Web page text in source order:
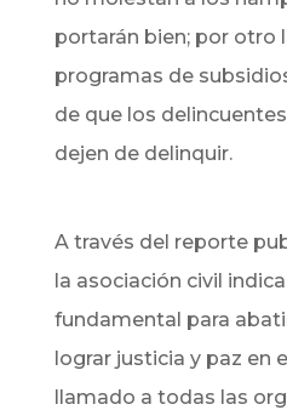
portarán bien; por otro
programas de
de que los
dejen de delinquir.
A través del reporte
la asociación civil
fundamental para
lograr justicia y paz en
llamado a todas las